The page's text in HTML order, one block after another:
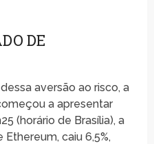
DE
aversão ao risco, a
a apresentar
(horário de Brasília), a
caiu 6,5%,